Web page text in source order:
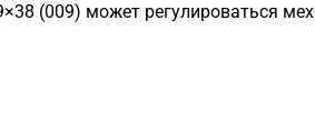
(009) может регулироваться